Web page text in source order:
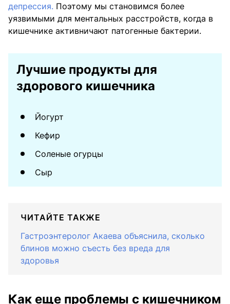
депрессия. Поэтому мы становимся более
уязвимыми для ментальных расстройств, когда в
кишечнике активничают патогенные бактерии.
Лучшие продукты для
здорового кишечника
Йогурт
Кефир
Соленые огурцы
Сыр
ЧИТАЙТЕ ТАКЖЕ
Гастроэнтеролог Акаева объяснила, сколько
блинов можно съесть без вреда для
здоровья
Как еще проблемы с кишечником